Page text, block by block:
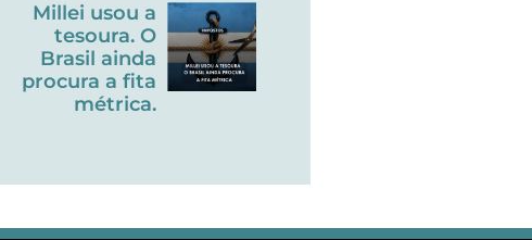
Millei usou a
tesoura. O
Brasil ainda
procura a fita
métrica.